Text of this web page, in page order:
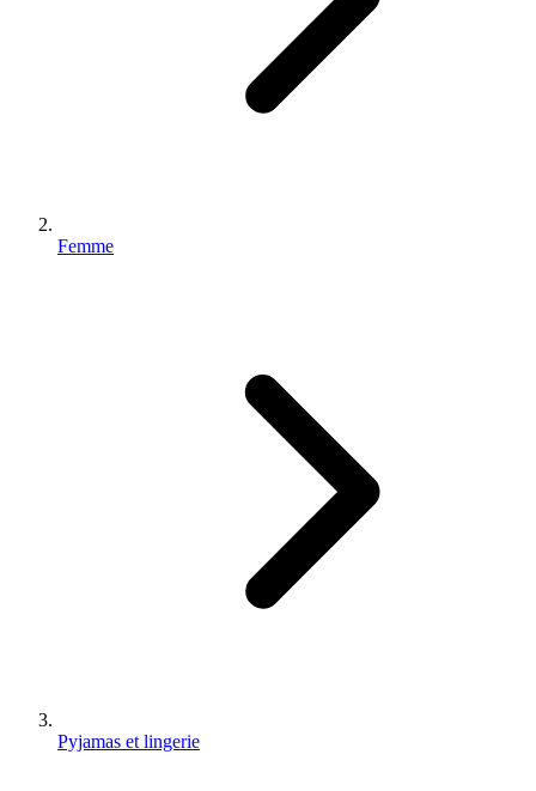
Femme
Pyjamas et lingerie